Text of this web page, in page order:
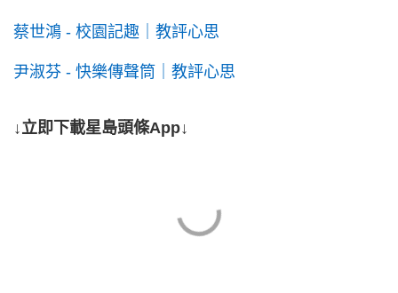
蔡世鴻 - 校園記趣｜教評心思
尹淑芬 - 快樂傳聲筒｜教評心思
↓立即下載星島頭條App↓